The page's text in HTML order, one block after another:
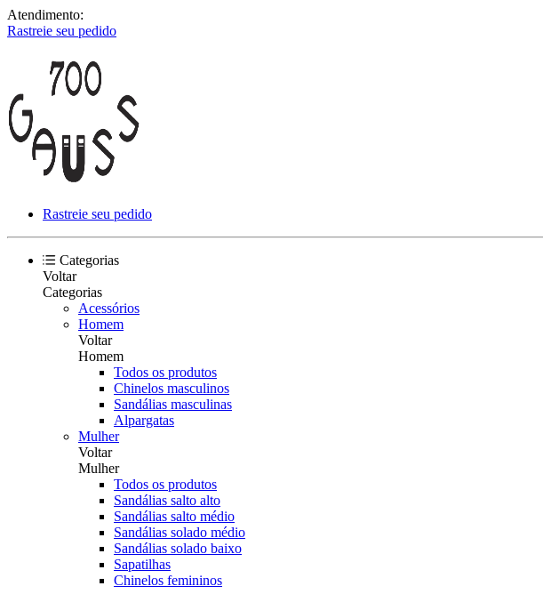
Atendimento:
Rastreie seu pedido
Rastreie seu pedido
Categorias
Voltar
Categorias
Acessórios
Homem
Voltar
Homem
Todos os produtos
Chinelos masculinos
Sandálias masculinas
Alpargatas
Mulher
Voltar
Mulher
Todos os produtos
Sandálias salto alto
Sandálias salto médio
Sandálias solado médio
Sandálias solado baixo
Sapatilhas
Chinelos femininos